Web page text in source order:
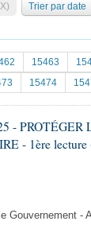
clés
de
publics
Trier par date
15463
15474
-
- 1ère lecture
Gouvernement -